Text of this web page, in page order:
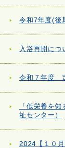
令和7年度(後
入浴再開につ
令和７年度
「低栄養を
祉センター）
2024【１０